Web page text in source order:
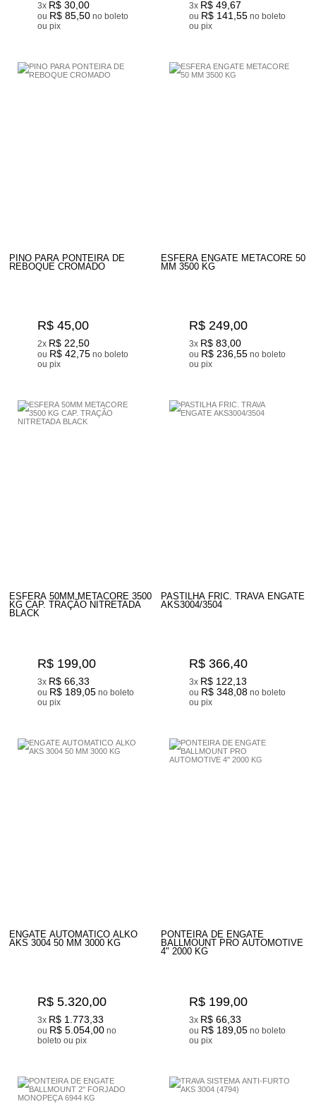
3x R$ 30,00
ou R$ 85,50 no boleto
ou pix
3x R$ 49,67
ou R$ 141,55 no boleto
ou pix
PINO PARA PONTEIRA DE
REBOQUE CROMADO
R$ 45,00
2x R$ 22,50
ou R$ 42,75 no boleto
ou pix
ESFERA ENGATE METACORE 50
MM 3500 KG
R$ 249,00
3x R$ 83,00
ou R$ 236,55 no boleto
ou pix
ESFERA 50MM METACORE 3500
KG CAP. TRAÇÃO NITRETADA
BLACK
R$ 199,00
3x R$ 66,33
ou R$ 189,05 no boleto
ou pix
PASTILHA FRIC. TRAVA ENGATE
AKS3004/3504
R$ 366,40
3x R$ 122,13
ou R$ 348,08 no boleto
ou pix
ENGATE AUTOMATICO ALKO
AKS 3004 50 MM 3000 KG
R$ 5.320,00
3x R$ 1.773,33
ou R$ 5.054,00 no
boleto ou pix
PONTEIRA DE ENGATE
BALLMOUNT PRO AUTOMOTIVE
4" 2000 KG
R$ 199,00
3x R$ 66,33
ou R$ 189,05 no boleto
ou pix